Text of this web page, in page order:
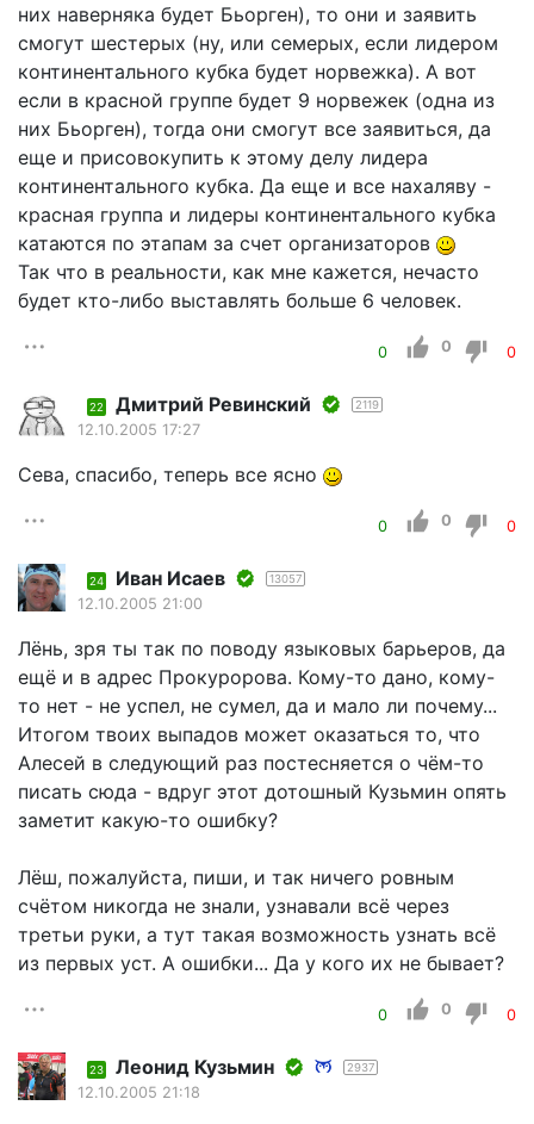
них наверняка будет Бьорген), то они и заявить
смогут шестерых (ну, или семерых, если лидером
континентального кубка будет норвежка). А вот
если в красной группе будет 9 норвежек (одна из
них Бьорген), тогда они смогут все заявиться, да
еще и присовокупить к этому делу лидера
континентального кубка. Да еще и все нахаляву -
красная группа и лидеры континентального кубка
катаются по этапам за счет организаторов
Так что в реальности, как мне кажется, нечасто
будет кто-либо выставлять больше 6 человек.
0 0 0
22 Дмитрий Ревинский 2119
12.10.2005 17:27
Сева, спасибо, теперь все ясно
0 0 0
24 Иван Исаев 13057
12.10.2005 21:00
Лёнь, зря ты так по поводу языковых барьеров, да
ещё и в адрес Прокуророва. Кому-то дано, кому-
то нет - не успел, не сумел, да и мало ли почему...
Итогом твоих выпадов может оказаться то, что
Алесей в следующий раз постесняется о чём-то
писать сюда - вдруг этот дотошный Кузьмин опять
заметит какую-то ошибку?
Лёш, пожалуйста, пиши, и так ничего ровным
счётом никогда не знали, узнавали всё через
третьи руки, а тут такая возможность узнать всё
из первых уст. А ошибки... Да у кого их не бывает?
0 0 0
23 Леонид Кузьмин 2937
12.10.2005 21:18